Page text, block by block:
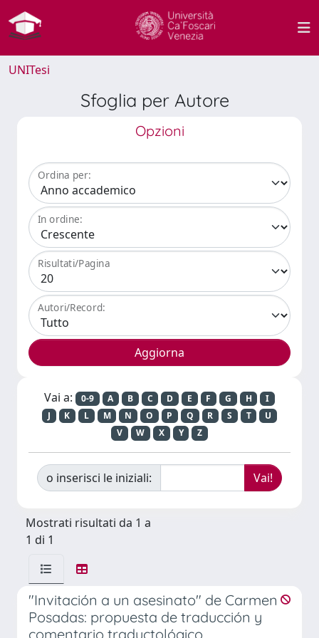
UNITesi
Sfoglia per Autore
Opzioni
Ordina per:
In ordine:
Risultati/Pagina
Autori/Record:
Vai a: 0-9 A B C D E F G H
I
J
K L M N O P Q R S T
U
V
W X Y Z
o inserisci le iniziali:
Mostrati risultati da 1 a
1 di 1
"Invitación a un asesinato" de Carmen
Posadas: propuesta de traducción y
comentario traductológico.